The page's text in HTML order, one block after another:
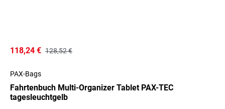
118,24 € 128,52 €
PAX-Bags
Fahrtenbuch Multi-Organizer Tablet PAX-TEC
tagesleuchtgelb